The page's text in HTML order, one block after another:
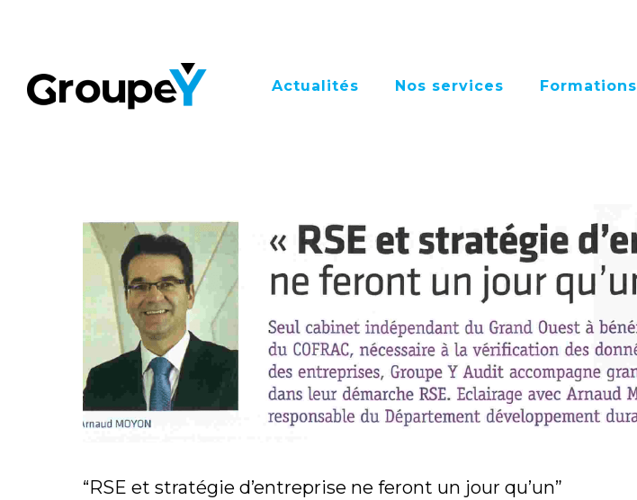
Actualités Nos services Formations
“RSE et stratégie d’entreprise ne feront un jour qu’un”